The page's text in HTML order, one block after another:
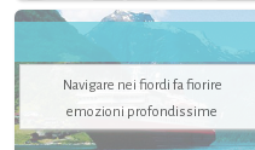
Navigare nei fiordi fa fiorire
emozioni profondissime